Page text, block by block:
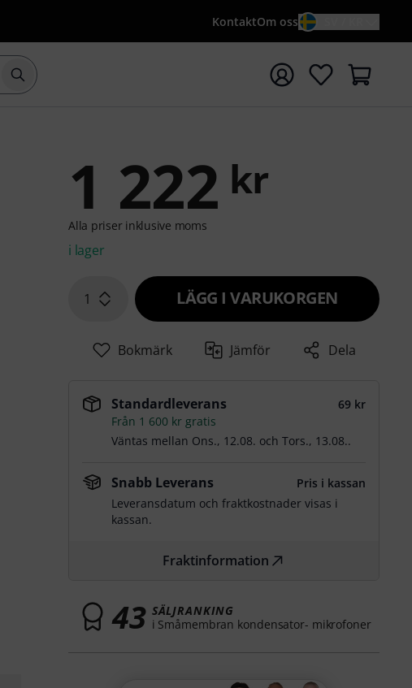
KontaktOm oss
Börja sökningen med söktermen {searchTerm}
1 222 kr
Alla priser inklusive moms
i lager
1 LÄGG I VARUKORGEN
Bokmärk Jämför Dela
Standardleverans
69 kr
Från 1 600 kr gratis
Väntas mellan Ons., 12.08. ochTors., 13.08..
Snabb Leverans
Pris i kassan
Leveransdatum och fraktkostnader visas i
kassan.
Fraktinformation
43 SÄLJRANKING
i Småmembran kondensator- mikrofoner